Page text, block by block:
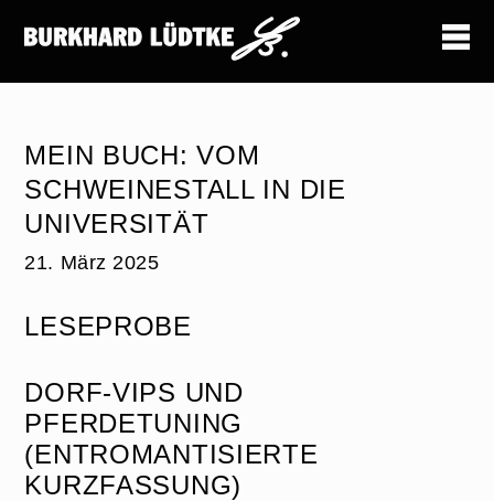
MEIN BUCH: VOM
SCHWEINESTALL IN DIE
UNIVERSITÄT
21. März 2025
LESEPROBE
DORF-VIPS UND
PFERDETUNING
(ENTROMANTISIERTE
KURZFASSUNG)